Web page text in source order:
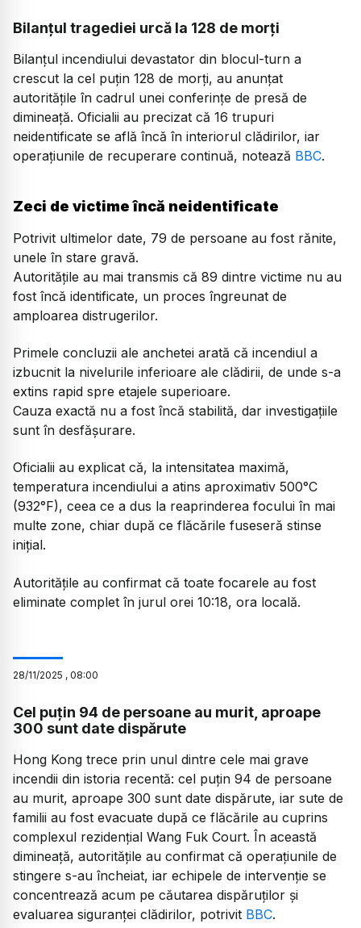
Bilanțul tragediei urcă la 128 de morți
Bilanțul incendiului devastator din blocul-turn a
crescut la cel puțin 128 de morți, au anunțat
autoritățile în cadrul unei conferințe de presă de
dimineață. Oficialii au precizat că 16 trupuri
neidentificate se află încă în interiorul clădirilor, iar
operațiunile de recuperare continuă, notează BBC.
Zeci de victime încă neidentificate
Potrivit ultimelor date, 79 de persoane au fost rănite,
unele în stare gravă.
Autoritățile au mai transmis că 89 dintre victime nu au
fost încă identificate, un proces îngreunat de
amploarea distrugerilor.
Primele concluzii ale anchetei arată că incendiul a
izbucnit la nivelurile inferioare ale clădirii, de unde s-a
extins rapid spre etajele superioare.
Cauza exactă nu a fost încă stabilită, dar investigațiile
sunt în desfășurare.
Oficialii au explicat că, la intensitatea maximă,
temperatura incendiului a atins aproximativ 500°C
(932°F), ceea ce a dus la reaprinderea focului în mai
multe zone, chiar după ce flăcările fuseseră stinse
inițial.
Autoritățile au confirmat că toate focarele au fost
eliminate complet în jurul orei 10:18, ora locală.
28/11/2025 , 08:00
Cel puțin 94 de persoane au murit, aproape
300 sunt date dispărute
Hong Kong trece prin unul dintre cele mai grave
incendii din istoria recentă: cel puțin 94 de persoane
au murit, aproape 300 sunt date dispărute, iar sute de
familii au fost evacuate după ce flăcările au cuprins
complexul rezidențial Wang Fuk Court. În această
dimineață, autoritățile au confirmat că operațiunile de
stingere s-au încheiat, iar echipele de intervenție se
concentrează acum pe căutarea dispăruților și
evaluarea siguranței clădirilor, potrivit BBC.